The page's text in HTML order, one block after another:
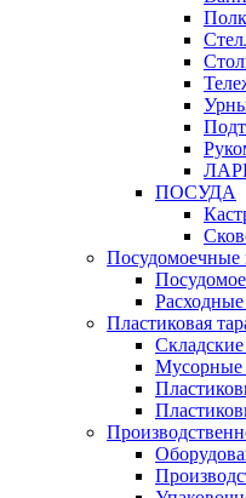
ПОСУДА
Пластиковая
Мусорные